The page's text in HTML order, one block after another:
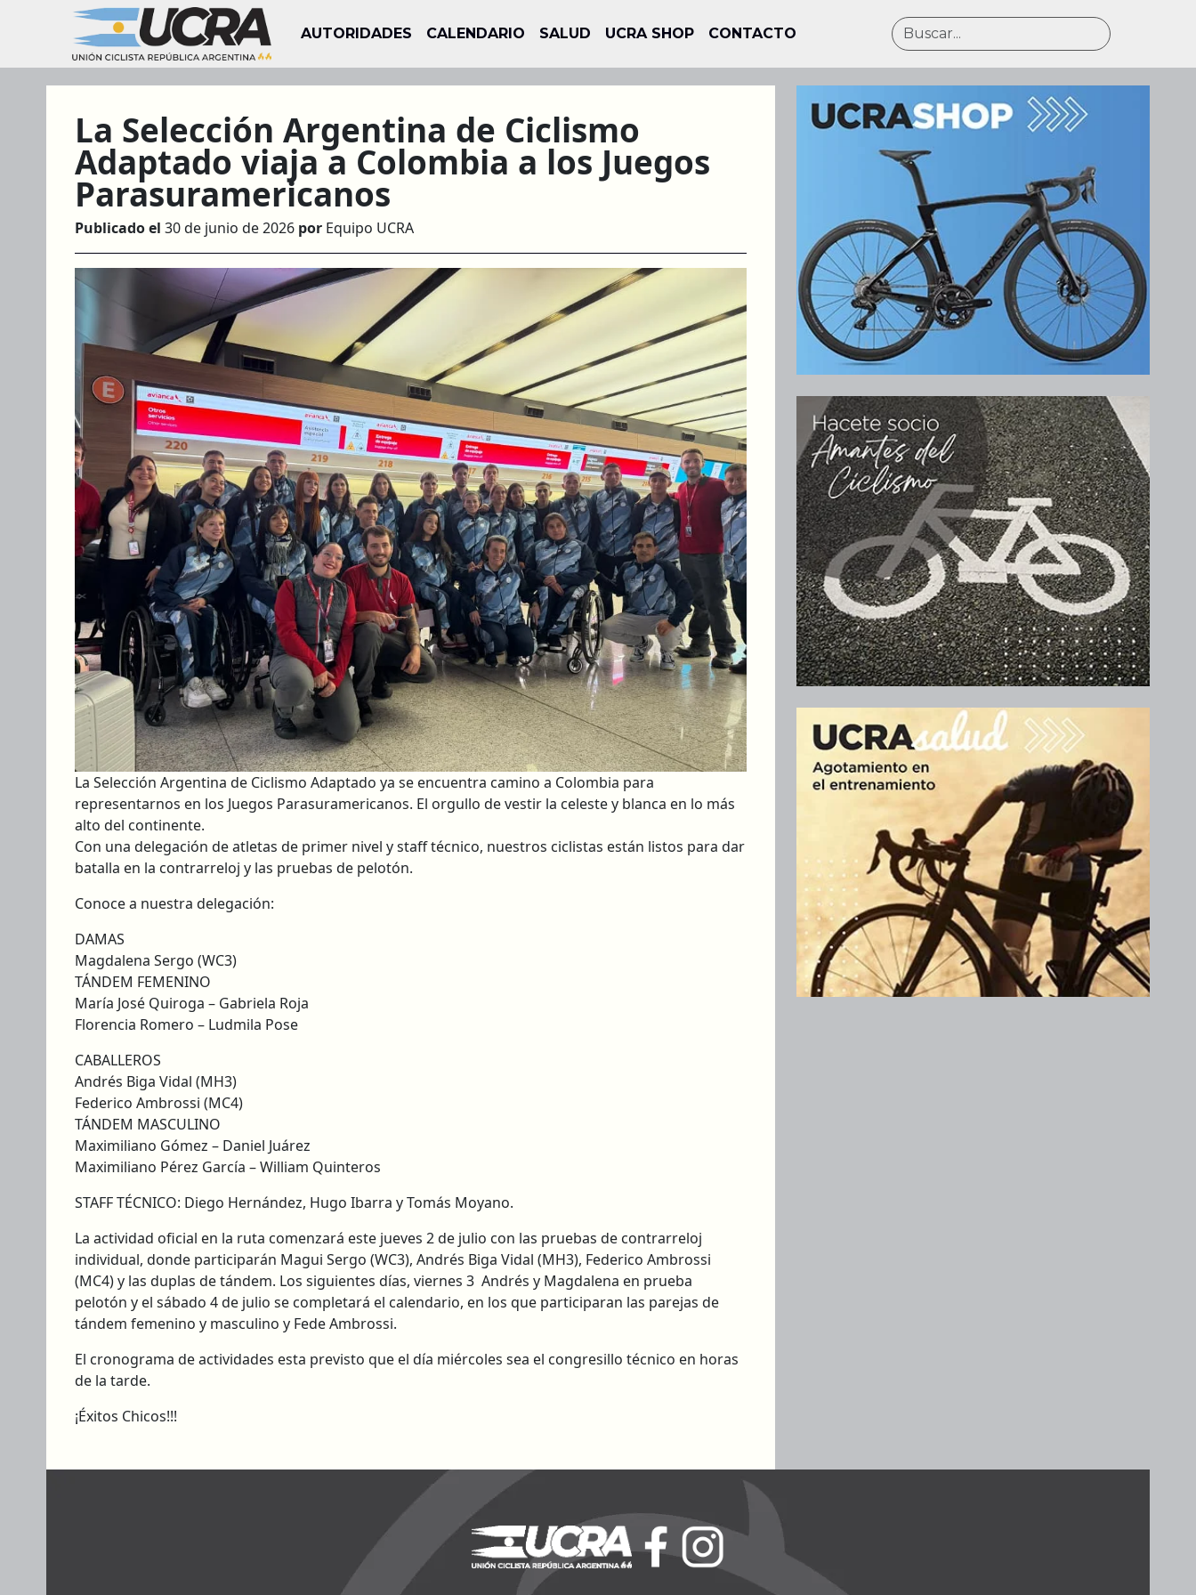
AUTORIDADES CALENDARIO SALUD UCRA SHOP CONTACTO
La Selección Argentina de Ciclismo
Adaptado viaja a Colombia a los Juegos
Parasuramericanos
Publicado el 30 de junio de 2026 por Equipo UCRA
La Selección Argentina de Ciclismo Adaptado ya se encuentra camino a Colombia para
representarnos en los Juegos Parasuramericanos. El orgullo de vestir la celeste y blanca en lo más
alto del continente.
​Con una delegación de atletas de primer nivel y staff técnico, nuestros ciclistas están listos para dar
batalla en la contrarreloj y las pruebas de pelotón.
Conoce a nuestra delegación:
DAMAS
Magdalena Sergo (WC3)
TÁNDEM FEMENINO
María José Quiroga – Gabriela Roja
Florencia Romero – Ludmila Pose
CABALLEROS
Andrés Biga Vidal (MH3)
Federico Ambrossi (MC4)
TÁNDEM MASCULINO
Maximiliano Gómez – Daniel Juárez
Maximiliano Pérez García – William Quinteros
STAFF TÉCNICO: Diego Hernández, Hugo Ibarra y Tomás Moyano.
La actividad oficial en la ruta comenzará este jueves 2 de julio con las pruebas de contrarreloj
individual, donde participarán Magui Sergo (WC3), Andrés Biga Vidal (MH3), Federico Ambrossi
(MC4) y las duplas de tándem. Los siguientes días, viernes 3 Andrés y Magdalena en prueba
pelotón y el sábado 4 de julio se completará el calendario, en los que participaran las parejas de
tándem femenino y masculino y Fede Ambrossi.
El cronograma de actividades esta previsto que el día miércoles sea el congresillo técnico en horas
de la tarde.
¡Éxitos Chicos!!!